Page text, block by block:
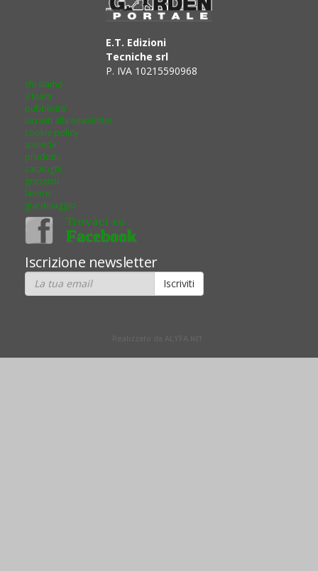
E.T. Edizioni
Tecniche srl
P. IVA 10215590968
chi siamo
il team
pubblicita'
iscriviti alla newsletter
cookie policy
aziende
prodotti
cataloghi
grossisti
lavoro
giardinaggio
Trovaci su
Facebook
Iscrizione newsletter
Realizzato da ALYFA.